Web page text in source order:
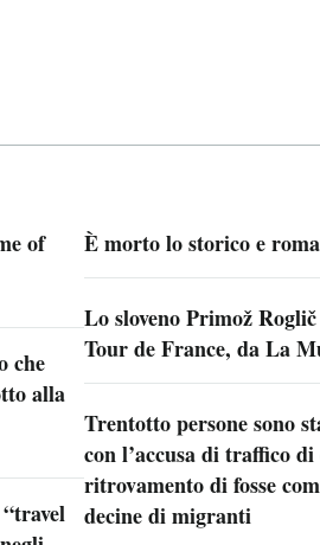
of
che
alla
È morto lo storico e
Lo sloveno Primož
Tour de France, da La
Trentotto persone sono
con l’accusa di traffico
ritrovamento di fosse
decine di migranti